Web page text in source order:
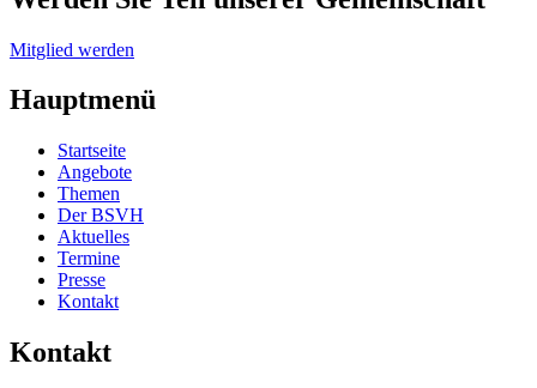
Mitglied werden
Hauptmenü
Startseite
Angebote
Themen
Der BSVH
Aktuelles
Termine
Presse
Kontakt
Kontakt